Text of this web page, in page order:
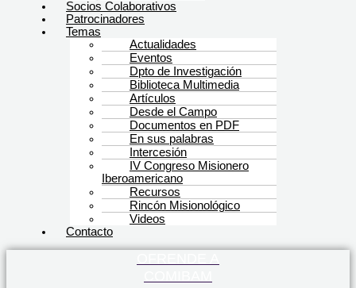
Socios Colaborativos
Patrocinadores
Temas
Actualidades
Eventos
Dpto de Investigación
Biblioteca Multimedia
Artículos
Desde el Campo
Documentos en PDF
En sus palabras
Intercesión
IV Congreso Misionero
Iberoamericano
Recursos
Rincón Misionológico
Videos
Contacto